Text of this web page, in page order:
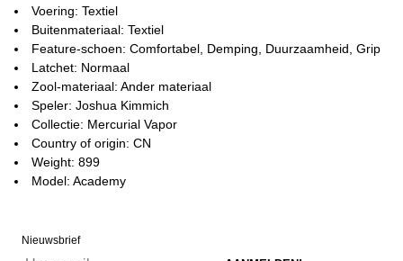
Voering: Textiel
Buitenmateriaal: Textiel
Feature-schoen: Comfortabel, Demping, Duurzaamheid, Grip
Latchet: Normaal
Zool-materiaal: Ander materiaal
Speler: Joshua Kimmich
Collectie: Mercurial Vapor
Country of origin: CN
Weight: 899
Model: Academy
Nieuwsbrief